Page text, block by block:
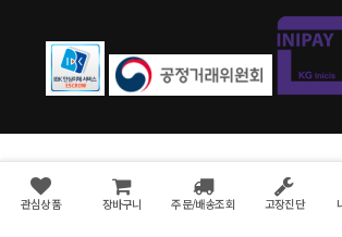
관심상품 장바구니 주문/배송조회 고장진단